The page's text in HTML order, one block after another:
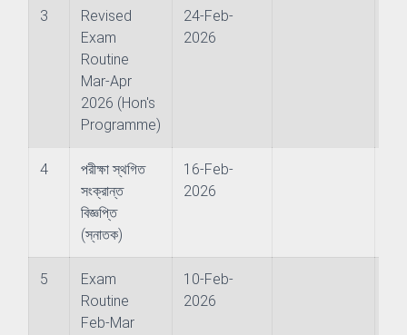
and Evaluation Centre
& Evaluation
Co-operation & Exchange
3
Revised
Exam
Routine
Mar-Apr
2026 (Hon's
Programme)
24-Feb-
2026
4
পরীক্ষা স্থগিত
সংক্রান্ত
বিজ্ঞপ্তি
(স্নাতক)
16-Feb-
2026
5
Exam
Routine
Feb-Mar
10-Feb-
2026